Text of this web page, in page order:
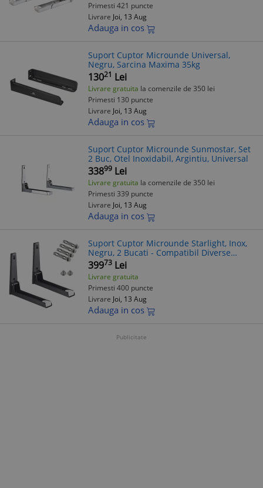
Primesti 421 puncte
Livrare Joi, 13 Aug
Adauga in cos
Suport Cuptor Microunde Universal,
Negru, Sarcina Maxima 35kg
13021 Lei
Livrare gratuita la comenzile de 350 lei
Primesti 130 puncte
Livrare Joi, 13 Aug
Adauga in cos
Suport Cuptor Microunde Sunmostar, Set
2 Buc, Otel Inoxidabil, Argintiu, Universal
33899 Lei
Livrare gratuita la comenzile de 350 lei
Primesti 339 puncte
Livrare Joi, 13 Aug
Adauga in cos
Suport Cuptor Microunde Starlight, Inox,
Negru, 2 Bucati - Compatibil Diverse
Modele
39973 Lei
Livrare gratuita
Primesti 400 puncte
Livrare Joi, 13 Aug
Adauga in cos
Publicitate